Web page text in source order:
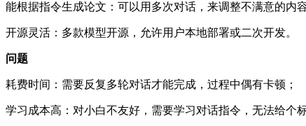
能根据指令生成论文：可以用多次对话，来调整不满意的内
开源灵活：多款模型开源，允许用户本地部署或二次开发。
问题
耗费时间：需要反复多轮对话才能完成，过程中偶有卡顿；
学习成本高：对小白不友好，需要学习对话指令，无法给个